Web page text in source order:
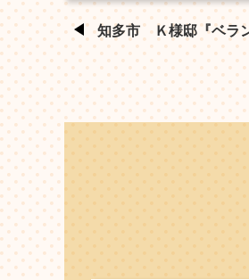
知多市 Ｋ様邸『ベラ